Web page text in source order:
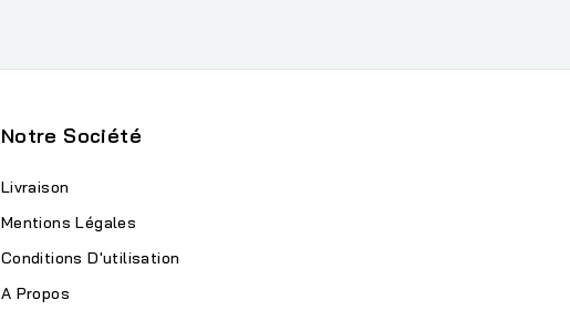
Notre Société
Livraison
Mentions Légales
Conditions D'utilisation
A Propos